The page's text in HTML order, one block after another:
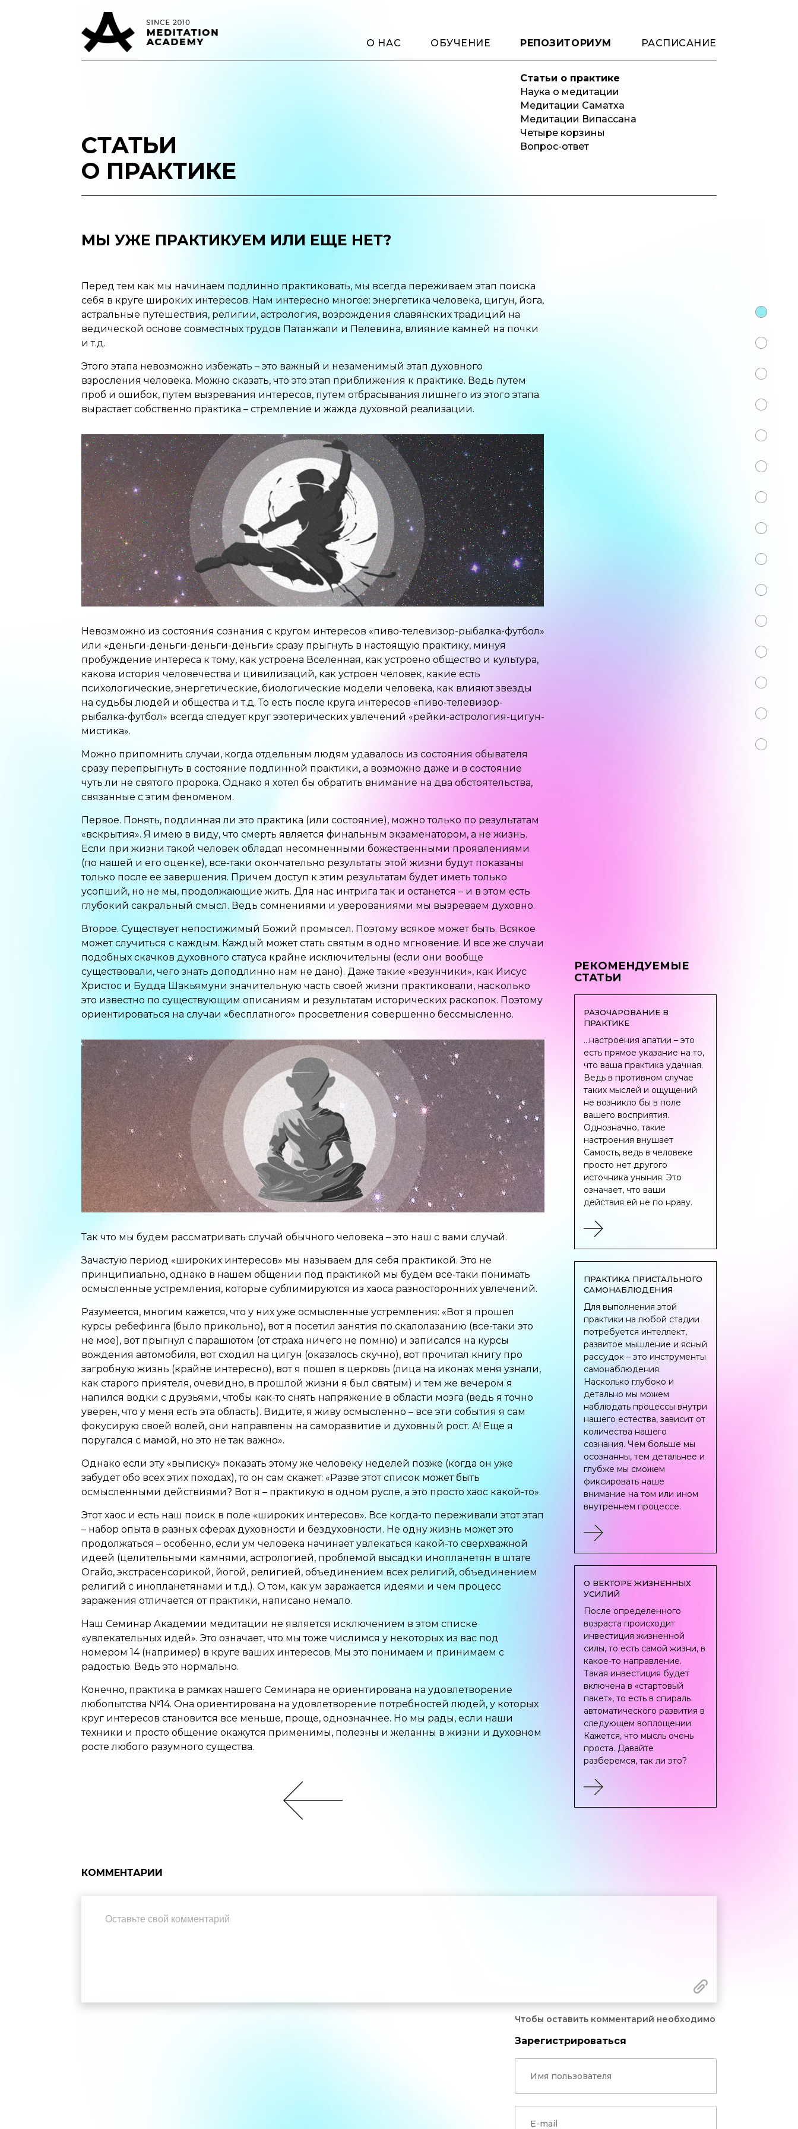
О НАС ОБУЧЕНИЕ РЕПОЗИТОРИУМ
Статьи о практике
Наука о медитации
Медитации Саматха
Медитации Випассана
Четыре корзины
Вопрос-ответ
РАСПИСАНИЕ
СТАТЬИ
О ПРАКТИКЕ
МЫ УЖЕ ПРАКТИКУЕМ ИЛИ ЕЩЕ НЕТ?
Перед тем как мы начинаем подлинно практиковать, мы всегда переживаем этап поиска
себя в круге широких интересов. Нам интересно многое: энергетика человека, цигун, йога,
астральные путешествия, религии, астрология, возрождения славянских традиций на
ведической основе совместных трудов Патанжали и Пелевина, влияние камней на почки
и т.д.
Этого этапа невозможно избежать – это важный и незаменимый этап духовного
взросления человека. Можно сказать, что это этап приближения к практике. Ведь путем
проб и ошибок, путем вызревания интересов, путем отбрасывания лишнего из этого этапа
вырастает собственно практика – стремление и жажда духовной реализации.
Невозможно из состояния сознания с кругом интересов «пиво-телевизор-рыбалка-футбол»
или «деньги-деньги-деньги-деньги» сразу прыгнуть в настоящую практику, минуя
пробуждение интереса к тому, как устроена Вселенная, как устроено общество и культура,
какова история человечества и цивилизаций, как устроен человек, какие есть
психологические, энергетические, биологические модели человека, как влияют звезды
на судьбы людей и общества и т.д. То есть после круга интересов «пиво-телевизор-
рыбалка-футбол» всегда следует круг эзотерических увлечений «рейки-астрология-цигун-
мистика».
Можно припомнить случаи, когда отдельным людям удавалось из состояния обывателя
сразу перепрыгнуть в состояние подлинной практики, а возможно даже и в состояние
чуть ли не святого пророка. Однако я хотел бы обратить внимание на два обстоятельства,
связанные с этим феноменом.
Первое. Понять, подлинная ли это практика (или состояние), можно только по результатам
«вскрытия». Я имею в виду, что смерть является финальным экзаменатором, а не жизнь.
Если при жизни такой человек обладал несомненными божественными проявлениями
(по нашей и его оценке), все-таки окончательно результаты этой жизни будут показаны
только после ее завершения. Причем доступ к этим результатам будет иметь только
усопший, но не мы, продолжающие жить. Для нас интрига так и останется – и в этом есть
глубокий сакральный смысл. Ведь сомнениями и уверованиями мы вызреваем духовно.
Второе. Существует непостижимый Божий промысел. Поэтому всякое может быть. Всякое
может случиться с каждым. Каждый может стать святым в одно мгновение. И все же случаи
подобных скачков духовного статуса крайне исключительны (если они вообще
существовали, чего знать доподлинно нам не дано). Даже такие «везунчики», как Иисус
Христос и Будда Шакьямуни значительную часть своей жизни практиковали, насколько
это известно по существующим описаниям и результатам исторических раскопок. Поэтому
ориентироваться на случаи «бесплатного» просветления совершенно бессмысленно.
Так что мы будем рассматривать случай обычного человека – это наш с вами случай.
Зачастую период «широких интересов» мы называем для себя практикой. Это не
принципиально, однако в нашем общении под практикой мы будем все-таки понимать
осмысленные устремления, которые сублимируются из хаоса разносторонних увлечений.
Разумеется, многим кажется, что у них уже осмысленные устремления: «Вот я прошел
курсы ребефинга (было прикольно), вот я посетил занятия по скалолазанию (все-таки это
не мое), вот прыгнул с парашютом (от страха ничего не помню) и записался на курсы
вождения автомобиля, вот сходил на цигун (оказалось скучно), вот прочитал книгу про
загробную жизнь (крайне интересно), вот я пошел в церковь (лица на иконах меня узнали,
как старого приятеля, очевидно, в прошлой жизни я был святым) и тем же вечером я
напился водки с друзьями, чтобы как-то снять напряжение в области мозга (ведь я точно
уверен, что у меня есть эта область). Видите, я живу осмысленно – все эти события я сам
фокусирую своей волей, они направлены на саморазвитие и духовный рост. А! Еще я
поругался с мамой, но это не так важно».
Однако если эту «выписку» показать этому же человеку неделей позже (когда он уже
забудет обо всех этих походах), то он сам скажет: «Разве этот список может быть
осмысленными действиями? Вот я – практикую в одном русле, а это просто хаос какой-то».
Этот хаос и есть наш поиск в поле «широких интересов». Все когда-то переживали этот этап
– набор опыта в разных сферах духовности и бездуховности. Не одну жизнь может это
продолжаться – особенно, если ум человека начинает увлекаться какой-то сверхважной
идеей (целительными камнями, астрологией, проблемой высадки инопланетян в штате
Огайо, экстрасенсорикой, йогой, религией, объединением всех религий, объединением
религий с инопланетянами и т.д.). О том, как ум заражается идеями и чем процесс
заражения отличается от практики, написано немало.
Наш Семинар Академии медитации не является исключением в этом списке
«увлекательных идей». Это означает, что мы тоже числимся у некоторых из вас под
номером 14 (например) в круге ваших интересов. Мы это понимаем и принимаем с
радостью. Ведь это нормально.
Конечно, практика в рамках нашего Семинара не ориентирована на удовлетворение
любопытства №14. Она ориентирована на удовлетворение потребностей людей, у которых
круг интересов становится все меньше, проще, однозначнее. Но мы рады, если наши
техники и просто общение окажутся применимы, полезны и желанны в жизни и духовном
росте любого разумного существа.
РЕКОМЕНДУЕМЫЕ
СТАТЬИ
РАЗОЧАРОВАНИЕ В
ПРАКТИКЕ
...настроения апатии – это
есть прямое указание на то,
что ваша практика удачная.
Ведь в противном случае
таких мыслей и ощущений
не возникло бы в поле
вашего восприятия.
Однозначно, такие
настроения внушает
Самость, ведь в человеке
просто нет другого
источника уныния. Это
означает, что ваши
действия ей не по нраву.
ПРАКТИКА ПРИСТАЛЬНОГО
САМОНАБЛЮДЕНИЯ
Для выполнения этой
практики на любой стадии
потребуется интеллект,
развитое мышление и ясный
рассудок – это инструменты
самонаблюдения.
Насколько глубоко и
детально мы можем
наблюдать процессы внутри
нашего естества, зависит от
количества нашего
сознания. Чем больше мы
осознанны, тем детальнее и
глубже мы сможем
фиксировать наше
внимание на том или ином
внутреннем процессе.
О ВЕКТОРЕ ЖИЗНЕННЫХ
УСИЛИЙ
После определенного
возраста происходит
инвестиция жизненной
силы, то есть самой жизни, в
какое-то направление.
Такая инвестиция будет
включена в «стартовый
пакет», то есть в спираль
автоматического развития в
следующем воплощении.
Кажется, что мысль очень
проста. Давайте
разберемся, так ли это?
КОММЕНТАРИИ
Чтобы оставить комментарий необходимо
Зарегистрироваться